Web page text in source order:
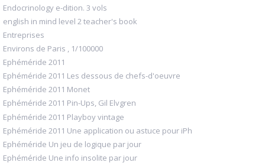
Endocrinology e-dition. 3 vols
english in mind level 2 teacher's book
Entreprises
Environs de Paris , 1/100000
Ephéméride 2011
Ephéméride 2011 Les dessous de chefs-d'oeuvre
Ephéméride 2011 Monet
Ephéméride 2011 Pin-Ups, Gil Elvgren
Ephéméride 2011 Playboy vintage
Ephéméride 2011 Une application ou astuce pour iPh
Ephéméride Un jeu de logique par jour
Ephéméride Une info insolite par jour